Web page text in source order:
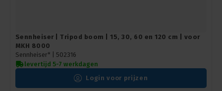
Sennheiser | Tripod boom | 15, 30, 60 en 120 cm | voor
MKH 8000
Sennheiser* | 502316
levertijd 5-7 werkdagen
Login voor prijzen